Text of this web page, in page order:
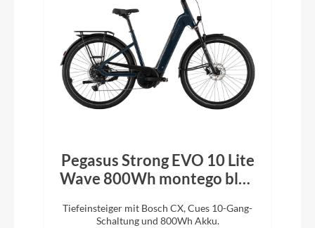
Pegasus Strong EVO 10 Lite
Wave 800Wh montego blue
Tiefeinsteiger mit Bosch CX, Cues 10-Gang-
Schaltung und 800Wh Akku.